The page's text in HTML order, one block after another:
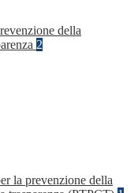
della
2
la prevenzione della